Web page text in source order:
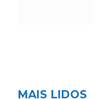
MAIS LIDOS